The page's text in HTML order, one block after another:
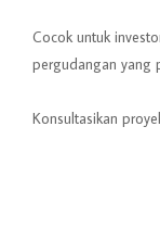
Cocok untuk
pergudangan yang
Konsultasikan